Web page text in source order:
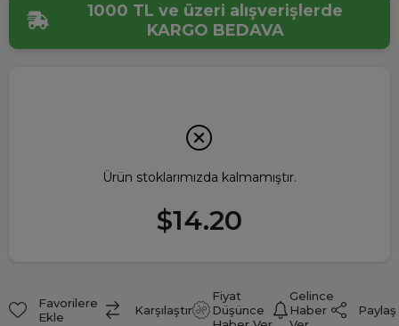
1000 TL ve üzeri alışverişlerde
KARGO BEDAVA
Ürün stoklarımızda kalmamıştır.
$14.20
Favorilere
Ekle
Karşılaştır
Fiyat
Düşünce
Gelince
Haber
Paylaş